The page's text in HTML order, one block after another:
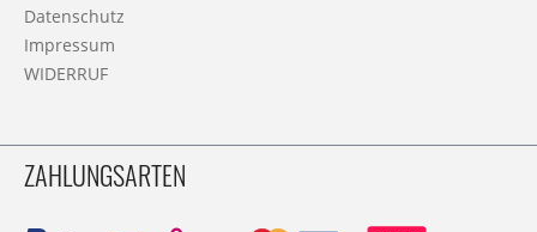
Datenschutz
Impressum
WIDERRUF
ZAHLUNGSARTEN